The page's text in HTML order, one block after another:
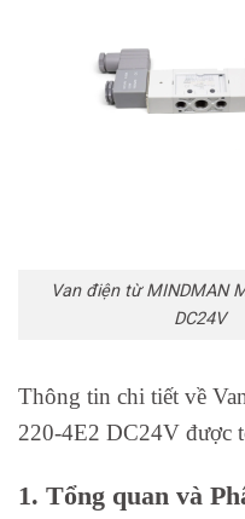
Van điện từ MINDMAN
DC24V
Thông tin chi tiết về
220-4E2 DC24V được
1. Tổng quan và